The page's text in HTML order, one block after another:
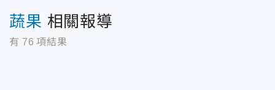
蔬果 相關報導
有 76 項結果